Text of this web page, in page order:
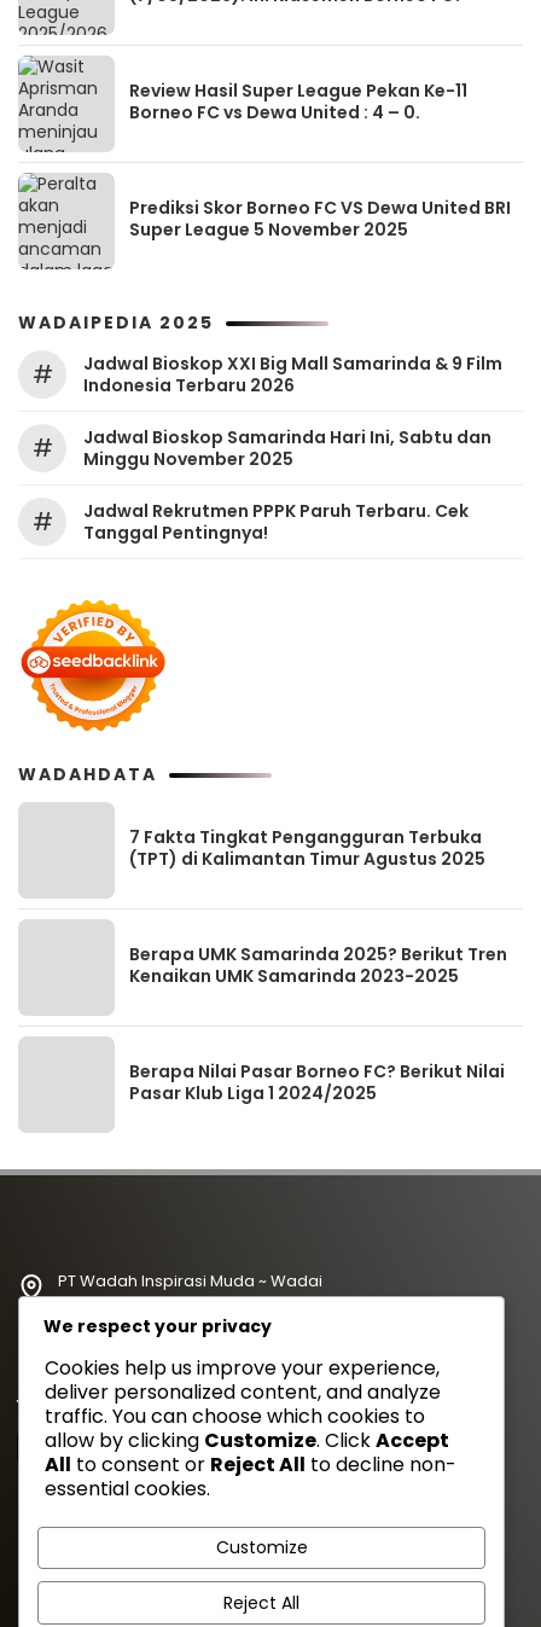
Review Hasil Super League Pekan Ke-11
Borneo FC vs Dewa United : 4 – 0.
Prediksi Skor Borneo FC VS Dewa United BRI
Super League 5 November 2025
WADAIPEDIA 2025
#
Jadwal Bioskop XXI Big Mall Samarinda & 9 Film
Indonesia Terbaru 2026
#
Jadwal Bioskop Samarinda Hari Ini, Sabtu dan
Minggu November 2025
#
Jadwal Rekrutmen PPPK Paruh Terbaru. Cek
Tanggal Pentingnya!
WADAHDATA
7 Fakta Tingkat Pengangguran Terbuka
(TPT) di Kalimantan Timur Agustus 2025
Berapa UMK Samarinda 2025? Berikut Tren
Kenaikan UMK Samarinda 2023-2025
Berapa Nilai Pasar Borneo FC? Berikut Nilai
Pasar Klub Liga 1 2024/2025
PT Wadah Inspirasi Muda ~ Wadai
redaksi@wadahkata.id
Yuk Follow Kami
Gaya Etam Bersuara
Tentang Kami Redaksi Kebijakan Privasi
Disclimer
Cara Kirim Artikel
We respect your privacy
Cookies help us improve your experience,
deliver personalized content, and analyze
traffic. You can choose which cookies to
allow by clicking Customize. ClickAccept
All to consent or Reject All to decline non-
essential cookies.
Customize
Reject All